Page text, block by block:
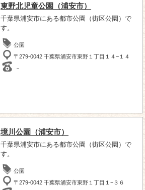
東野北児童公園（浦安市）
千葉県浦安市にある都市公園（街区公園）で
す。
公園
〒279-0042 千葉県浦安市東野１丁目１４−１４
－
境川公園（浦安市）
千葉県浦安市にある都市公園（街区公園）で
す。
公園
〒279-0042 千葉県浦安市東野１丁目１−３６